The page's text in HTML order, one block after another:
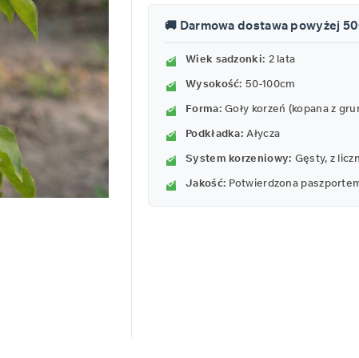
🚚 Darmowa dostawa powyżej
Wiek sadzonki: 2 lata
Wysokość: 50-100cm
Forma: Goły korzeń (kopana z
Podkładka: Ałycza
System korzeniowy: Gęsty, z
Jakość: Potwierdzona